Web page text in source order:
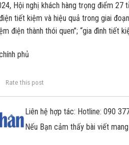
Hội nghị khách hàng trọng điểm
tiết kiệm và hiệu quả trong giai
điện thành thói quen”; “gia đình tiết
phủ
Rate this post
Liên hệ hợp tác: Hotline: 090
Nếu Bạn cảm thấy bài viết